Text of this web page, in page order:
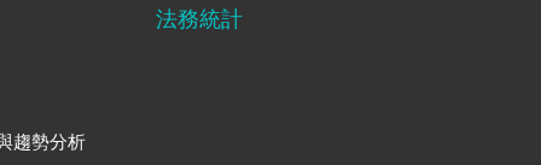
趨勢分析
法務統計